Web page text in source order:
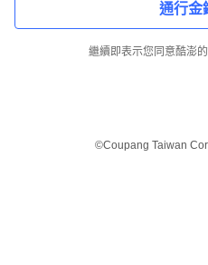
通行金
繼續即表示您同意酷澎的
©Coupang Taiwan